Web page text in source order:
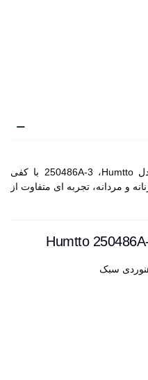
کفش طبیعت گردی مردانه هامتو مدل 250486A-3 ،Humtto با کفی
و مردانه، تجربه ای متفاوت از
سبک